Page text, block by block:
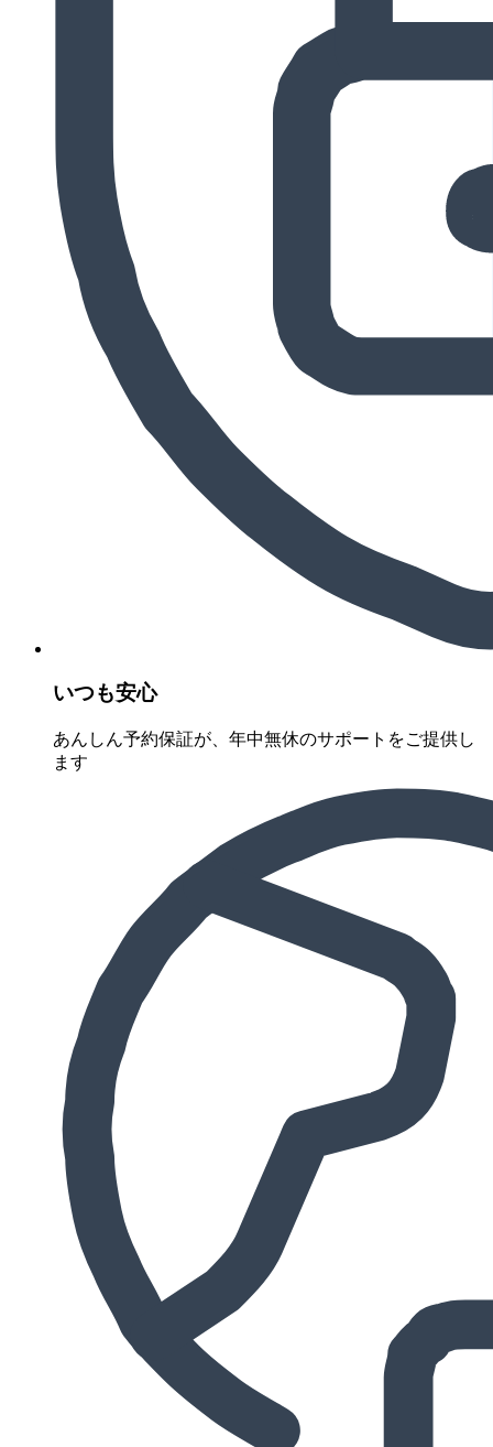
いつも安心
あんしん予約保証が、年中無休のサポートをご提供し
ます